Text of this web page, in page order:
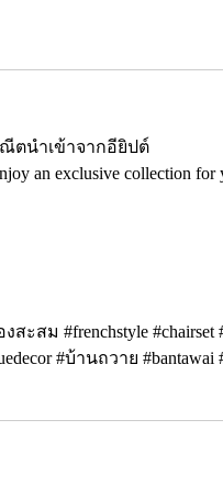
ณีตนำเข้าจากอียิปต์
an exclusive collection for
ม #frenchstyle #chairset
#บ้านถวาย #bantawai